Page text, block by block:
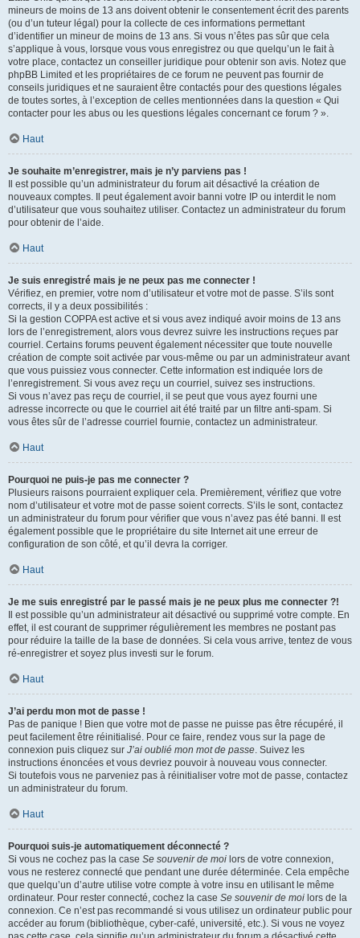
mineurs de moins de 13 ans doivent obtenir le consentement écrit des parents
(ou d’un tuteur légal) pour la collecte de ces informations permettant
d’identifier un mineur de moins de 13 ans. Si vous n’êtes pas sûr que cela
s’applique à vous, lorsque vous vous enregistrez ou que quelqu’un le fait à
votre place, contactez un conseiller juridique pour obtenir son avis. Notez que
phpBB Limited et les propriétaires de ce forum ne peuvent pas fournir de
conseils juridiques et ne sauraient être contactés pour des questions légales
de toutes sortes, à l’exception de celles mentionnées dans la question « Qui
contacter pour les abus ou les questions légales concernant ce forum ? ».
Haut
Je souhaite m’enregistrer, mais je n’y parviens pas !
Il est possible qu’un administrateur du forum ait désactivé la création de
nouveaux comptes. Il peut également avoir banni votre IP ou interdit le nom
d’utilisateur que vous souhaitez utiliser. Contactez un administrateur du forum
pour obtenir de l’aide.
Haut
Je suis enregistré mais je ne peux pas me connecter !
Vérifiez, en premier, votre nom d’utilisateur et votre mot de passe. S’ils sont
corrects, il y a deux possibilités :
Si la gestion COPPA est active et si vous avez indiqué avoir moins de 13 ans
lors de l’enregistrement, alors vous devrez suivre les instructions reçues par
courriel. Certains forums peuvent également nécessiter que toute nouvelle
création de compte soit activée par vous-même ou par un administrateur avant
que vous puissiez vous connecter. Cette information est indiquée lors de
l’enregistrement. Si vous avez reçu un courriel, suivez ses instructions.
Si vous n’avez pas reçu de courriel, il se peut que vous ayez fourni une
adresse incorrecte ou que le courriel ait été traité par un filtre anti-spam. Si
vous êtes sûr de l’adresse courriel fournie, contactez un administrateur.
Haut
Pourquoi ne puis-je pas me connecter ?
Plusieurs raisons pourraient expliquer cela. Premièrement, vérifiez que votre
nom d’utilisateur et votre mot de passe soient corrects. S’ils le sont, contactez
un administrateur du forum pour vérifier que vous n’avez pas été banni. Il est
également possible que le propriétaire du site Internet ait une erreur de
configuration de son côté, et qu’il devra la corriger.
Haut
Je me suis enregistré par le passé mais je ne peux plus me connecter ?!
Il est possible qu’un administrateur ait désactivé ou supprimé votre compte. En
effet, il est courant de supprimer régulièrement les membres ne postant pas
pour réduire la taille de la base de données. Si cela vous arrive, tentez de vous
ré-enregistrer et soyez plus investi sur le forum.
Haut
J’ai perdu mon mot de passe !
Pas de panique ! Bien que votre mot de passe ne puisse pas être récupéré, il
peut facilement être réinitialisé. Pour ce faire, rendez vous sur la page de
connexion puis cliquez sur J’ai oublié mon mot de passe. Suivez les
instructions énoncées et vous devriez pouvoir à nouveau vous connecter.
Si toutefois vous ne parveniez pas à réinitialiser votre mot de passe, contactez
un administrateur du forum.
Haut
Pourquoi suis-je automatiquement déconnecté ?
Si vous ne cochez pas la case Se souvenir de moi lors de votre connexion,
vous ne resterez connecté que pendant une durée déterminée. Cela empêche
que quelqu’un d’autre utilise votre compte à votre insu en utilisant le même
ordinateur. Pour rester connecté, cochez la case Se souvenir de moi lors de la
connexion. Ce n’est pas recommandé si vous utilisez un ordinateur public pour
accéder au forum (bibliothèque, cyber-café, université, etc.). Si vous ne voyez